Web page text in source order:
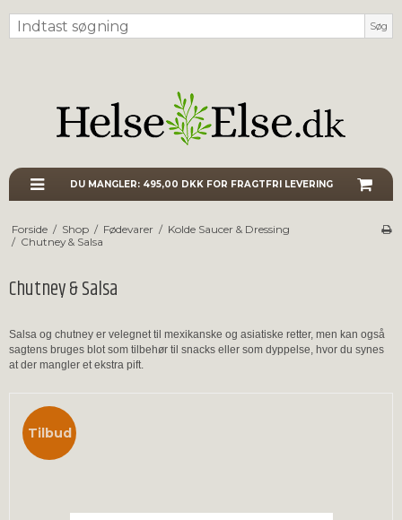
Søg
DU MANGLER: 495,00 DKK FOR FRAGTFRI LEVERING
Forside / Shop / Fødevarer / Kolde Saucer & Dressing
/ Chutney & Salsa
Chutney & Salsa
Salsa og chutney er velegnet til mexikanske og asiatiske retter, men kan også
sagtens bruges blot som tilbehør til snacks eller som dyppelse, hvor du synes
at der mangler et ekstra pift.
Tilbud